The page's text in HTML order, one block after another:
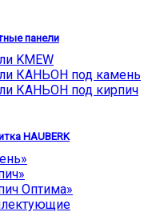
панели
KMEW
КАНЬОН под камень
КАНЬОН под кирпич
HAUBERK
Оптима»